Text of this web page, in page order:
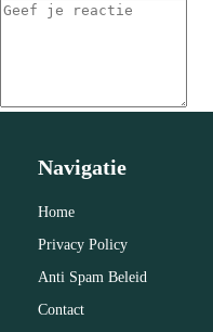
Navigatie
Home
Privacy Policy
Anti Spam Beleid
Contact